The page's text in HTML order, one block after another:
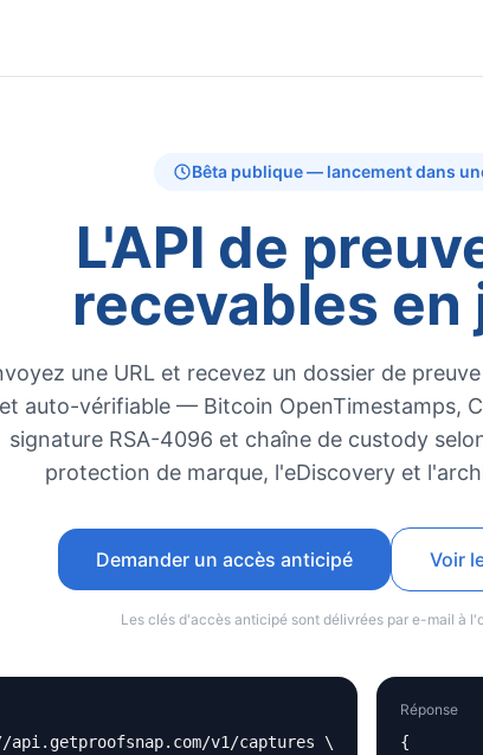
Bêta publique — lancement dans
L'API de
recevables en
une URL et recevez un dossier de
et auto-vérifiable — Bitcoin OpenTimestamps,
signature RSA-4096 et chaîne de custody
protection de marque, l'eDiscovery et
Demander un accès anticipé Voir
Les clés d'accès anticipé sont délivrées par e-mail à
v1/captures \
Réponse
{